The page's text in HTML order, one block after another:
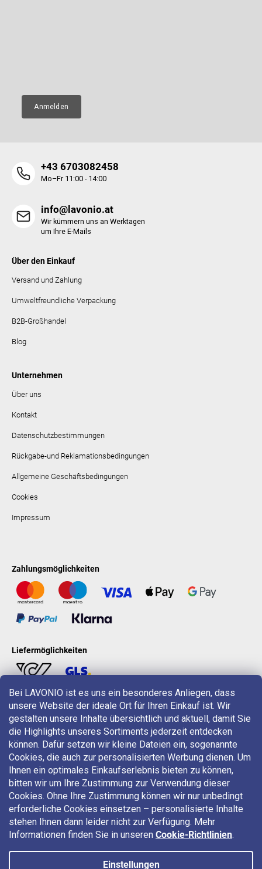
Bei LAVONIO ist es uns ein besonderes Anliegen, dass
unsere Website der ideale Ort für Ihren Einkauf ist. Wir
gestalten unsere Inhalte übersichtlich und aktuell, damit Sie
die Highlights unseres Sortiments jederzeit entdecken
können. Dafür setzen wir kleine Dateien ein, sogenannte
Cookies, die auch zur personalisierten Werbung dienen. Um
Ihnen ein optimales Einkaufserlebnis bieten zu können,
bitten wir um Ihre Zustimmung zur Verwendung dieser
Cookies. Ohne Ihre Zustimmung können wir nur unbedingt
erforderliche Cookies einsetzen – personalisierte Inhalte
stehen Ihnen dann leider nicht zur Verfügung. Mehr
Informationen finden Sie in unseren Cookie-Richtlinien.
Einstellungen
Anmelden
+43 6703082458
Mo–Fr 11:00 - 14:00
info@lavonio.at
Wir kümmern uns an Werktagen
um Ihre E-Mails
Über den Einkauf
Versand und Zahlung
Umweltfreundliche Verpackung
B2B-Großhandel
Blog
Unternehmen
Über uns
Kontakt
Datenschutzbestimmungen
Rückgabe-und Reklamationsbedingungen
Allgemeine Geschäftsbedingungen
Cookies
Impressum
Zahlungsmöglichkeiten
Liefermöglichkeiten
LAVONIO in der Welt
Für Aktionen, Gewinnspiele und Rabatte folgen Sie uns auf: